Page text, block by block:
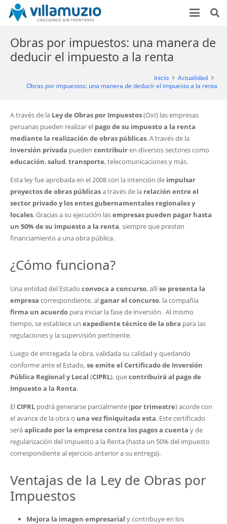
Obras por impuestos: una manera de
deducir el impuesto a la renta
Inicio
Actualidad
Obras por impuestos: una manera de deducir el impuesto a la renta
A través de la Ley de Obras por Impuestos(OxI) las empresas
peruanas pueden realizar el pago de su impuesto a la renta
mediante la realización de obras públicas. A través de la
inversión privada pueden contribuiren diversos sectores como
educación,salud,transporte, telecomunicaciones y más.
Esta ley fue aprobada en el 2008 con la intención de impulsar
proyectos de obras públicasa través de la relación entre el
sector privado y los entes gubernamentales regionales y
locales. Gracias a su ejecución lasempresas pueden pagar hasta
un 50% de su impuesto a la renta, siempre que presten
financiamiento a una obra pública.
¿Cómo funciona?
Una entidad del Estado convoca a concurso, allíse presenta la
empresa correspondiente, alganar el concurso, la compañía
firma un acuerdopara iniciar la fase de inversión. Al mismo
tiempo, se establece un expediente técnico de la obra para las
regulaciones y la supervisión pertinente.
Luego de entregada la obra, validada su calidad y quedando
conforme ante el Estado,se emite el Certificado de Inversión
Pública Regional y Local (CIPRL), quecontribuirá al pago de
Impuesto a la Renta.
ElCIPRL podrá generarse parcialmente (por trimestre) acorde con
el avance de la obra o una vez finiquitada esta. Este certificado
seráaplicado por la empresa contra los pagos a cuenta y de
regularización del Impuesto a la Renta (hasta un 50% del impuesto
correspondiente al ejercicio anterior a su entrega).
Ventajas de la Ley de Obras por
Impuestos
Mejora la imagen empresarial y contribuye en los